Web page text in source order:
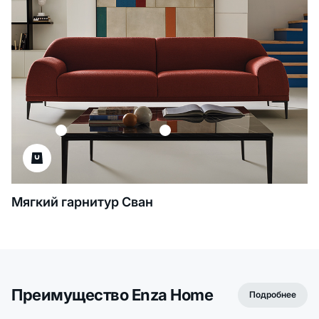
Мягкий гарнитур Сван
Преимущество Enza Home Подробнее